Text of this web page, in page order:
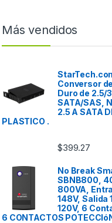
Más vendidos
Conversor
Duro de 2.5/
SATA/SAS,
2.5 A SATA
PLASTICO .
$399.27
No Break
SBNB800,
800VA,
148V, Salida
120V, 6
6 CONTACTOS